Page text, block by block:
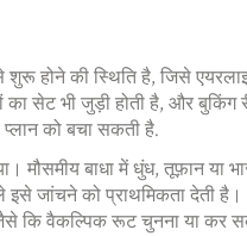
होने की स्थिति है, जिसे
का सेटभी जुड़ी होती है, औरबुकिंग
को बचा सकती है.
बाधा में धुंध, तूफ़ान या
इसे जांचने को प्राथमिकता देती
जैसे कि वैकल्पिक रूट चुनना या कर